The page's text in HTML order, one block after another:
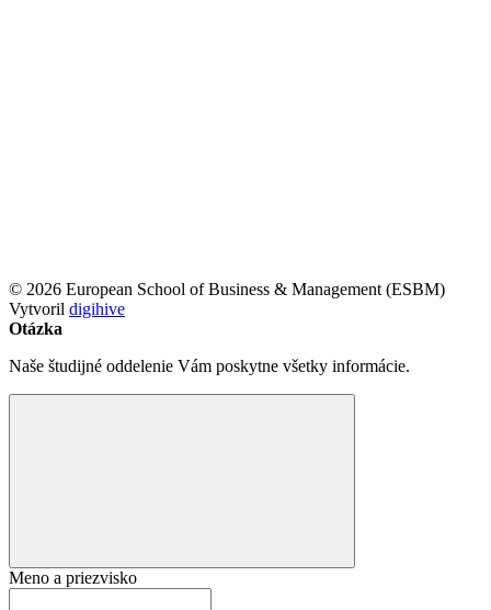
© 2026 European School of Business & Management (ESBM)
Vytvoril digihive
Otázka
Naše študijné oddelenie Vám poskytne všetky informácie.
Meno a priezvisko